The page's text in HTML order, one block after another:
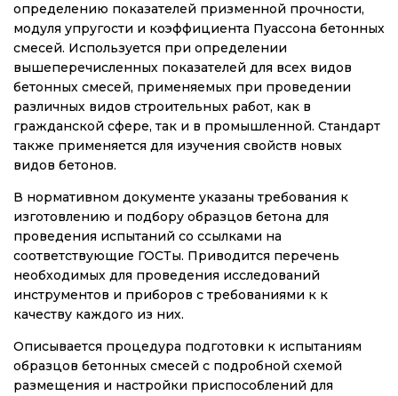
определению показателей призменной прочности,
модуля упругости и коэффициента Пуассона бетонных
смесей. Используется при определении
вышеперечисленных показателей для всех видов
бетонных смесей, применяемых при проведении
различных видов строительных работ, как в
гражданской сфере, так и в промышленной. Стандарт
также применяется для изучения свойств новых
видов бетонов.
В нормативном документе указаны требования к
изготовлению и подбору образцов бетона для
проведения испытаний со ссылками на
соответствующие ГОСТы. Приводится перечень
необходимых для проведения исследований
инструментов и приборов с требованиями к к
качеству каждого из них.
Описывается процедура подготовки к испытаниям
образцов бетонных смесей с подробной схемой
размещения и настройки приспособлений для